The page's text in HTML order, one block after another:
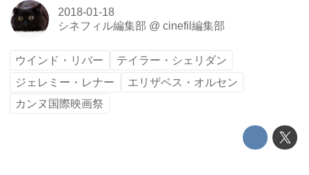
2018-01-18
シネフィル編集部 @ cinefil編集部
ウインド・リバー
テイラー・シェリダン
ジェレミー・レナー
エリザベス・オルセン
カンヌ国際映画祭